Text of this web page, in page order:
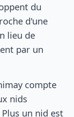
du
d'une
lieu de
par un
compte
nids
un nid est